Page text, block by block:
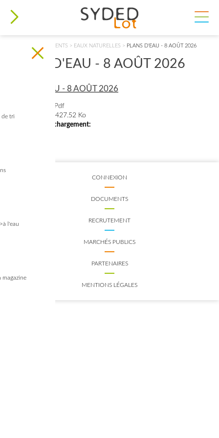
de tri
l'eau
magazine
VOUS ÊTES ICI
> DOCUMENTS > EAUX NATURELLES > PLANS D'EAU - 8 AOÛT 2026
PLANS D'EAU - 8 AOÛT 2026
PLANS D'EAU - 8 AOÛT 2026
Pdf
Taille du fichier: 427.52 Ko
Nombre de téléchargement:
CONNEXION
DOCUMENTS
RECRUTEMENT
MARCHÉS PUBLICS
PARTENAIRES
MENTIONS LÉGALES